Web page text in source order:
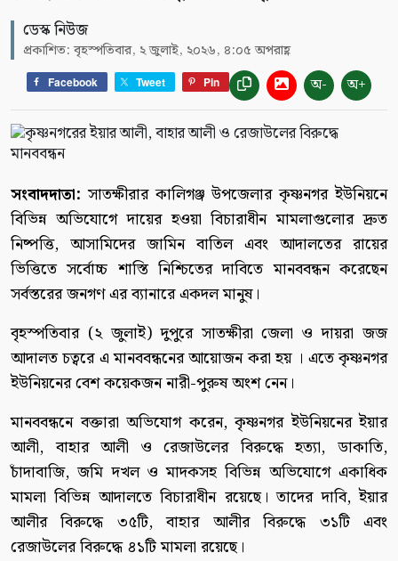
ডেস্ক নিউজ
প্রকাশিত: বৃহস্পতিবার, ২ জুলাই, ২০২৬, ৪:০৫ অপরাহ্ণ
Facebook Tweet Pin অ- অ+
সংবাদদাতা: সাতক্ষীরার কালিগঞ্জ উপজেলার কৃষ্ণনগর ইউনিয়নে
বিভিন্ন অভিযোগে দায়ের হওয়া বিচারাধীন মামলাগুলোর দ্রুত
নিষ্পত্তি, আসামিদের জামিন বাতিল এবং আদালতের রায়ের
ভিত্তিতে সর্বোচ্চ শাস্তি নিশ্চিতের দাবিতে মানববন্ধন করেছেন
সর্বস্তরের জনগণ এর ব্যানারে একদল মানুষ।
বৃহস্পতিবার (২ জুলাই) দুপুরে সাতক্ষীরা জেলা ও দায়রা জজ
আদালত চত্বরে এ মানববন্ধনের আয়োজন করা হয় । এতে কৃষ্ণনগর
ইউনিয়নের বেশ কয়েকজন নারী-পুরুষ অংশ নেন।
মানববন্ধনে বক্তারা অভিযোগ করেন, কৃষ্ণনগর ইউনিয়নের ইয়ার
আলী, বাহার আলী ও রেজাউলের বিরুদ্ধে হত্যা, ডাকাতি,
চাঁদাবাজি, জমি দখল ও মাদকসহ বিভিন্ন অভিযোগে একাধিক
মামলা বিভিন্ন আদালতে বিচারাধীন রয়েছে। তাদের দাবি, ইয়ার
আলীর বিরুদ্ধে ৩৫টি, বাহার আলীর বিরুদ্ধে ৩১টি এবং
রেজাউলের বিরুদ্ধে ৪১টি মামলা রয়েছে।